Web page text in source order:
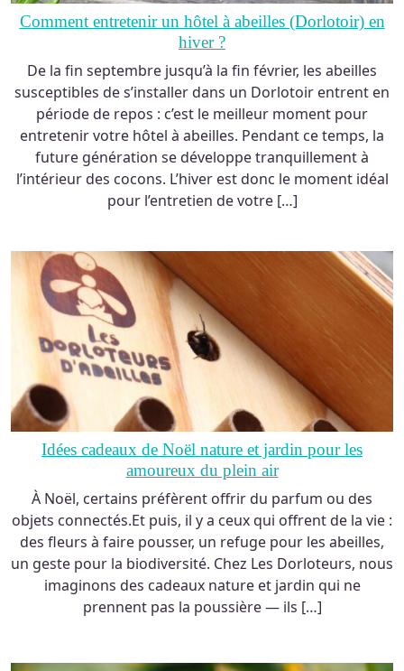
Comment entretenir un hôtel à abeilles (Dorlotoir) en
hiver ?
De la fin septembre jusqu’à la fin février, les abeilles
susceptibles de s’installer dans un Dorlotoir entrent en
période de repos : c’est le meilleur moment pour
entretenir votre hôtel à abeilles. Pendant ce temps, la
future génération se développe tranquillement à
l’intérieur des cocons. L’hiver est donc le moment idéal
pour l’entretien de votre […]
Idées cadeaux de Noël nature et jardin pour les
amoureux du plein air
À Noël, certains préfèrent offrir du parfum ou des
objets connectés.Et puis, il y a ceux qui offrent de la vie :
des fleurs à faire pousser, un refuge pour les abeilles,
un geste pour la biodiversité. Chez Les Dorloteurs, nous
imaginons des cadeaux nature et jardin qui ne
prennent pas la poussière — ils […]